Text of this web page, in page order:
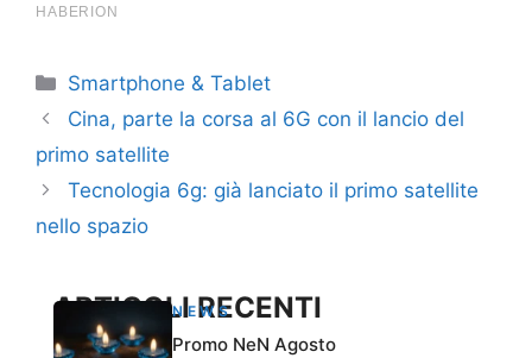
Categorie
Smartphone & Tablet
Cina, parte la corsa al 6G con il lancio del
primo satellite
Tecnologia 6g: già lanciato il primo satellite
nello spazio
ARTICOLI RECENTI
NEWS
Promo NeN Agosto